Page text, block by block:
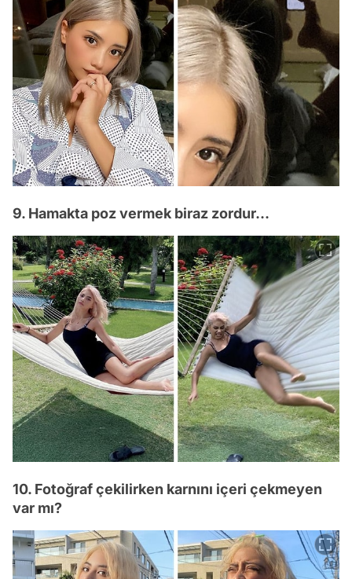
9. Hamakta poz vermek biraz zordur...
10. Fotoğraf çekilirken karnını içeri çekmeyen
var mı?